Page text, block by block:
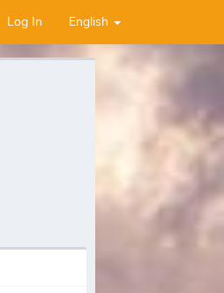
Log In English